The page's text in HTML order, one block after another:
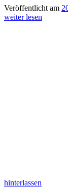
Veröffentlicht am
weiter lesen
hinterlassen